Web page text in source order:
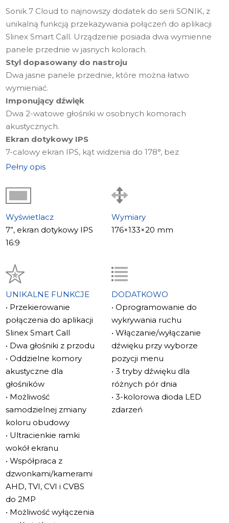
Sonik 7 Cloud to najnowszy dodatek do serii SONIK, z
unikalną funkcją przekazywania połączeń do aplikacji
Slinex Smart Call. Urządzenie posiada dwa wymienne
panele przednie w jasnych kolorach.
Styl dopasowany do nastroju
Dwa jasne panele przednie, które można łatwo
wymieniać.
Imponujący dźwięk
Dwa 2-watowe głośniki w osobnych komorach
akustycznych.
Ekran dotykowy IPS
7-calowy ekran IPS, kąt widzenia do 178°, bez
odblasków nawet w bezpośrednim świetle słonecznym.
Pełny opis
Wyświetlacz
7”, ekran dotykowy IPS
16:9
Wymiary
176×133×20 mm
UNIKALNE FUNKCJE
• Przekierowanie
połączenia do aplikacji
Slinex Smart Call
• Dwa głośniki z przodu
• Oddzielne komory
akustyczne dla
głośników
• Możliwość
samodzielnej zmiany
koloru obudowy
• Ultracienkie ramki
wokół ekranu
• Współpraca z
dzwonkami/kamerami
AHD, TVI, CVI i CVBS
do 2MP
• Możliwość wyłączenia
DODATKOWO
• Oprogramowanie do
wykrywania ruchu
• Włączanie/wyłączanie
dźwięku przy wyborze
pozycji menu
• 3 tryby dźwięku dla
różnych pór dnia
• 3-kolorowa dioda LED
zdarzeń